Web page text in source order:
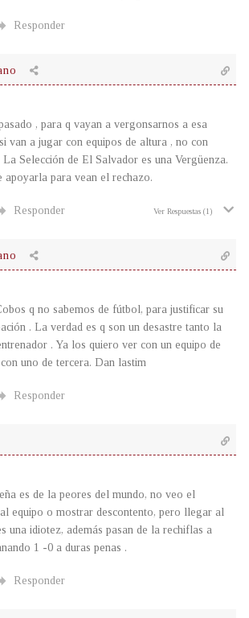
Responder
, para q vayan a vergonsarnos a esa
van a jugar con equipos de altura , no con
Selección de El Salvador es una Vergüenza.
apoyarla para vean el rechazo.
Responder Ver Respuestas (1)
q no sabemos de fútbol, para justificar su
. La verdad es q son un desastre tanto la
. Ya los quiero ver con un equipo de
uno de tercera. Dan lastim
Responder
es de la peores del mundo, no veo el
equipo o mostrar descontento, pero llegar al
una idiotez, además pasan de la rechiflas a
1 -0 a duras penas .
Responder